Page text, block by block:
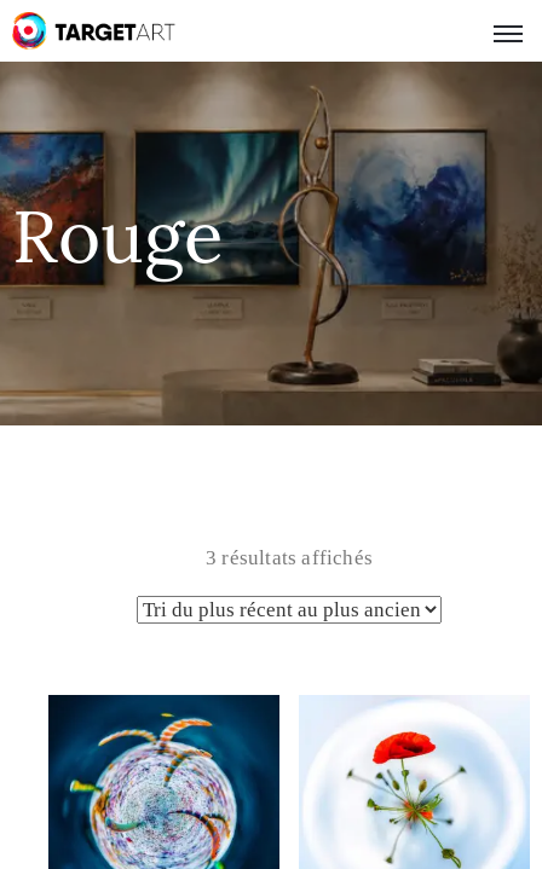
Rouge
3 résultats affichés